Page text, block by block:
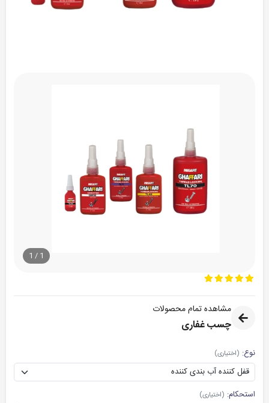
مشاهده تمام محصولات
چسب غفاری
نوع: (اختیاری)
استحکام: (اختیاری)
1
/
1